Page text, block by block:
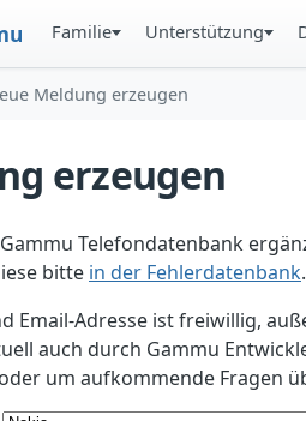
Familie Unterstützung
Meldung erzeugen
erzeugen
Telefondatenbank
bitte in der Fehlerdatenbank.
Email-Adresse ist freiwillig,
auch durch Gammu
um aufkommende Fragen